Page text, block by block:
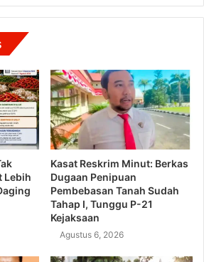
Lebih
Kasat Reskrim Minut: Berkas
Dugaan Penipuan
Pembebasan Tanah Sudah
Tahap I, Tunggu P-21
Kejaksaan
Agustus 6, 2026